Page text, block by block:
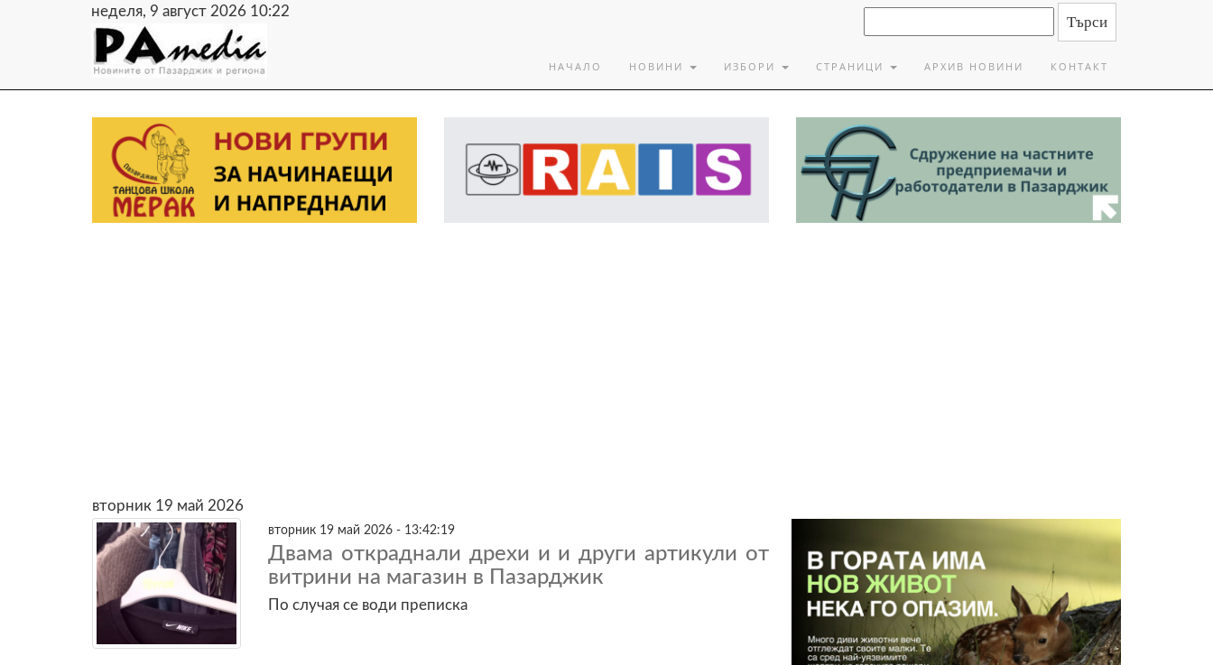
неделя, 9 август 2026 10:22
НАЧАЛО НОВИНИ ИЗБОРИ СТРАНИЦИ АРХИВ НОВИНИ КОНТАКТ
вторник 19 май 2026
вторник 19 май 2026 - 13:42:19
Двама откраднали дрехи и и други артикули от
витрини на магазин в Пазарджик
По случая се води преписка